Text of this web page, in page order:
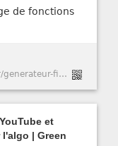
de fonctions
https://litedevtools.com/fr/generateur-filtre-css/
et
| Green